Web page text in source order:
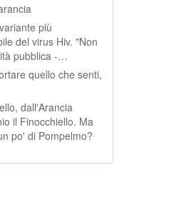
più
del virus Hiv. "Non
pubblica -…
quello che senti,
dall'Arancia
il Finocchiello. Ma
po' di Pompelmo?